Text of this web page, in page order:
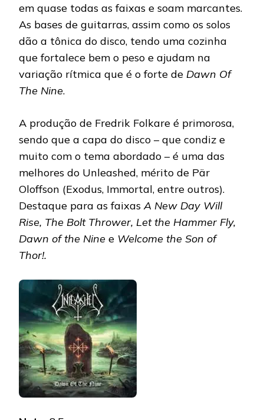
em quase todas as faixas e soam marcantes.
As bases de guitarras, assim como os solos
dão a tônica do disco, tendo uma cozinha
que fortalece bem o peso e ajudam na
variação rítmica que é o forte de Dawn Of
The Nine.
A produção de Fredrik Folkare é primorosa,
sendo que a capa do disco – que condiz e
muito com o tema abordado – é uma das
melhores do Unleashed, mérito de Pär
Oloffson (Exodus, Immortal, entre outros).
Destaque para as faixasA New Day Will
Rise, The Bolt Thrower, Let the Hammer Fly,
Dawn of the Nine e Welcome the Son of
Thor!.